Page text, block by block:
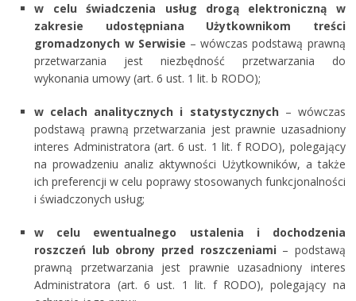
w celu
świadczenia usług drogą elektroniczną w
zakresie udostępniana Użytkownikom treści
gromadzonych w Serwisie – wówczas podstawą prawną
przetwarzania jest niezbędność przetwarzania do
wykonania umowy (art. 6 ust. 1 lit. b RODO);
w celach analitycznych i statystycznych – wówczas
podstawą prawną przetwarzania jest prawnie uzasadniony
interes Administratora (art. 6 ust. 1 lit. f RODO), polegający
na prowadzeniu analiz aktywności Użytkowników, a także
ich preferencji w celu poprawy stosowanych funkcjonalności
i świadczonych usług;
w celu ewentualnego ustalenia i dochodzenia
roszczeń lub obrony przed roszczeniami – podstawą
prawną przetwarzania jest prawnie uzasadniony interes
Administratora (art. 6 ust. 1 lit. f RODO), polegający na